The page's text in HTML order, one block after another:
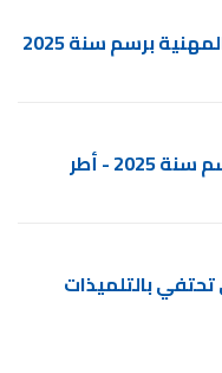
النتائج النهائية لامتحانات الكفاءة المهنية برسم سنة 2025
نتائج امتحانات الكفاءة المهنية برسم سنة 2025 - أطر
تحتفي بالتلميذات